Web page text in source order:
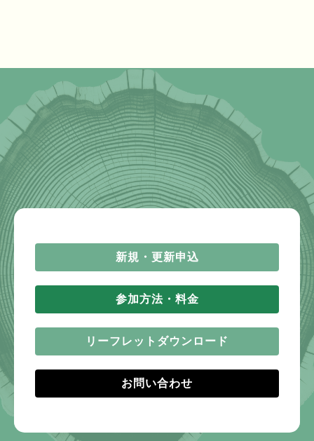
新規・更新申込
参加方法・料金
リーフレットダウンロード
お問い合わせ